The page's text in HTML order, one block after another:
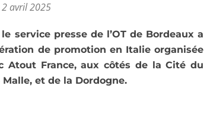
avril 2025
service presse de l’OT de Bordeaux a
de promotion en Italie organisée
Atout France, aux côtés de la Cité du
et de la Dordogne.